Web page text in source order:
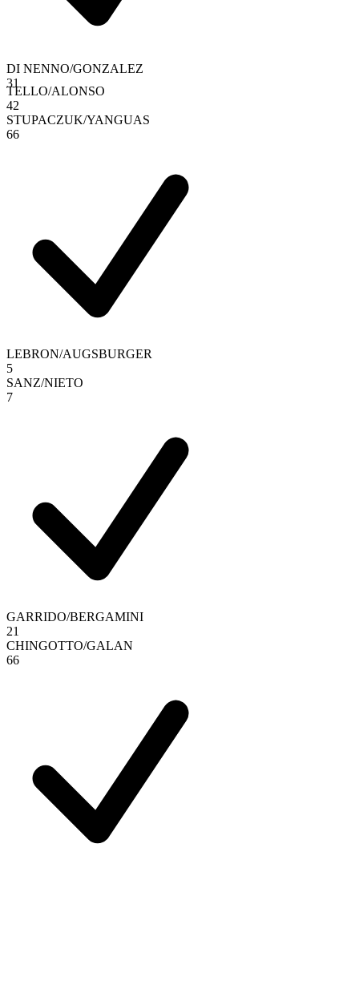
DI NENNO/GONZALEZ
31
TELLO/ALONSO
42
STUPACZUK/YANGUAS
66
LEBRON/AUGSBURGER
5
SANZ/NIETO
7
GARRIDO/BERGAMINI
21
CHINGOTTO/GALAN
66